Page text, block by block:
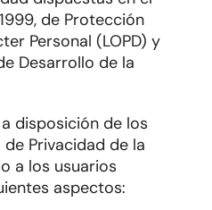
de Protección
Personal (LOPD) y
Desarrollo de la
disposición de los
Privacidad de la
a los usuarios
aspectos: